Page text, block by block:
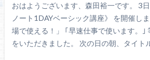
おはようございます、森田裕一です。 3
ノート1DAYベーシック講座》 を開催し
場で使える！」 ｢早速仕事で使います。｣
をいただきました。 次の日の朝、タイト